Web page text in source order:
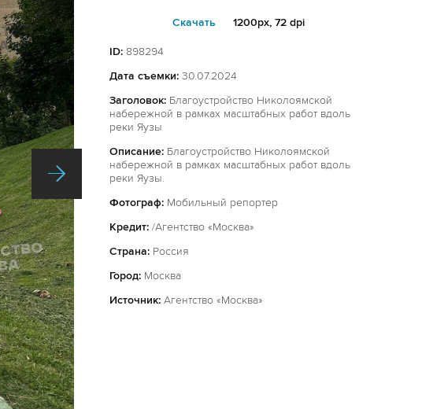
Cкачать 1200px, 72 dpi
ID: 898294
Дата съемки: 30.07.2024
Заголовок: Благоустройство Николоямской
набережной в рамках масштабных работ вдоль
реки Яузы
Описание: Благоустройство Николоямской
набережной в рамках масштабных работ вдоль
реки Яузы.
Фотограф: Мобильный репортер
Кредит: /Агентство «Москва»
Страна: Россия
Город: Москва
Источник: Агентство «Москва»